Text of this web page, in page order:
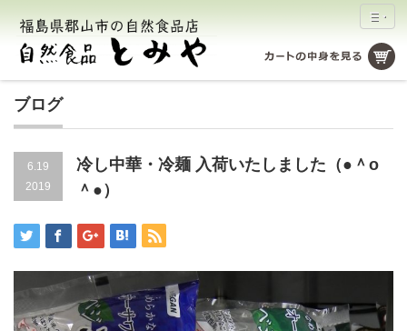
ブログ
6.19
2019
冷し中華・冷麺 入荷いたしました（●＾o
＾●）